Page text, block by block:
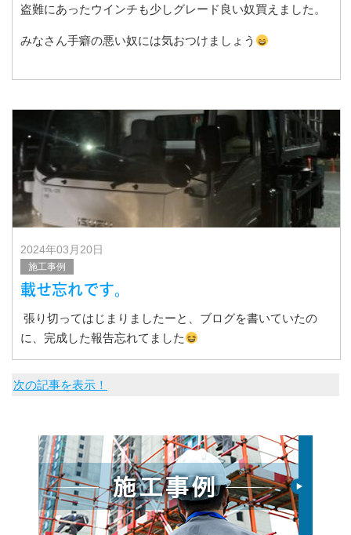
盗難にあったウインチも少しグレード良い奴買えました。
みなさん手癖の悪い奴には気おつけましょう
2024年03月20日
施工事例
載せ忘れです。
張り切ってはじまりましたーと、ブログを書いていたの
に、完成した報告忘れてました
次の記事を表示！